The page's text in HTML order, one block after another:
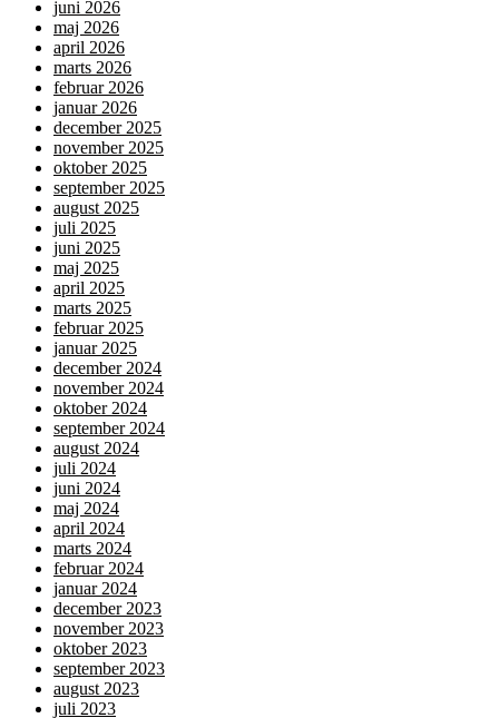
juni 2026
maj 2026
april 2026
marts 2026
februar 2026
januar 2026
december 2025
november 2025
oktober 2025
september 2025
august 2025
juli 2025
juni 2025
maj 2025
april 2025
marts 2025
februar 2025
januar 2025
december 2024
november 2024
oktober 2024
september 2024
august 2024
juli 2024
juni 2024
maj 2024
april 2024
marts 2024
februar 2024
januar 2024
december 2023
november 2023
oktober 2023
september 2023
august 2023
juli 2023